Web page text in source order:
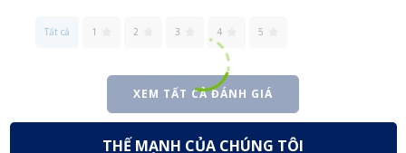
Tất cả 1 2 3 4 5
XEM TẤT CẢ ĐÁNH GIÁ
THẾ MẠNH CỦA CHÚNG TÔI